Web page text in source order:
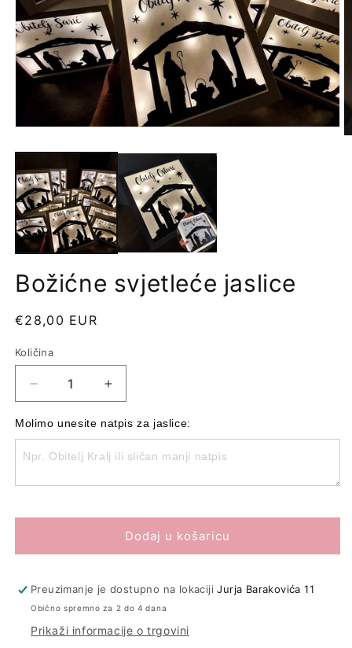
Božićne svjetleće jaslice
Redovna
€28,00 EUR
Količina
Količina
Smanji
količinu
proizvoda
Božićne
svjetleće
Povećaj
količinu
proizvoda
Božićne
svjetleće
Molimo unesite natpis za jaslice:
Dodaj u košaricu
Preuzimanje je dostupno na lokacijiJurja Barakovića 11
Obično spremno za 2 do 4 dana
Prikaži informacije o trgovini